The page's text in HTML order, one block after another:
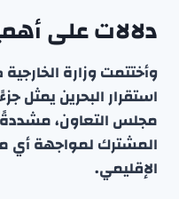
دلالات على
وأختتمت وزارة
استقرار البحرين يمثل
مجلس التعاون، مشددةً
المشترك لمواجهة أي
الإقليمي.